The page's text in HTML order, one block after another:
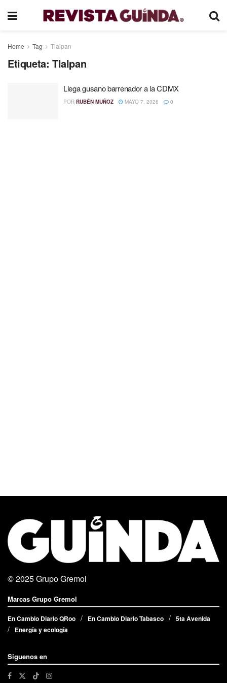
Home Tag Tlalpan
Etiqueta: Tlalpan
Llega gusano barrenador a la CDMX
POR RUBÉN MUÑOZ MAYO 7, 2026 0
© 2025Grupo Gremol
Marcas Grupo Gremol
En Cambio Diario QRoo En Cambio Diario Tabasco
5ta Avenida
Energía y ecología
Siguenos en